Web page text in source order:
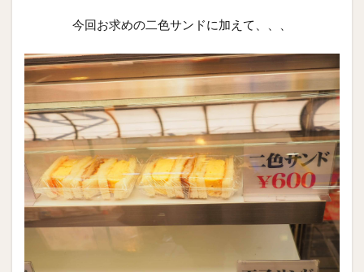
今回お求めの二色サンドに加えて、、、